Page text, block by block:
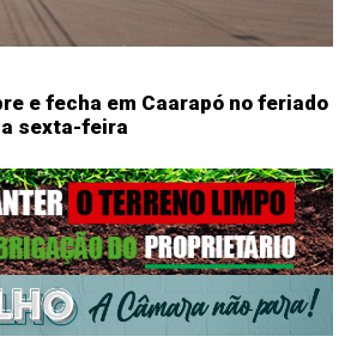
e fecha em Caarapó no feriado
sexta-feira